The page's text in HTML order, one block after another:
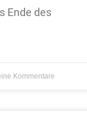
Ende des
Kommentare